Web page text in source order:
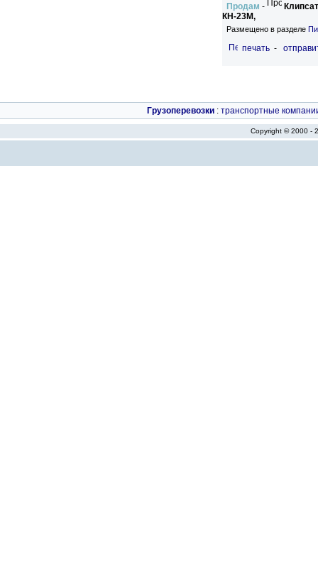
Продам -
КН-23М,
Размещено в разделе
печать -
Грузоперевозки : транспортные
Copyright © 2000 -